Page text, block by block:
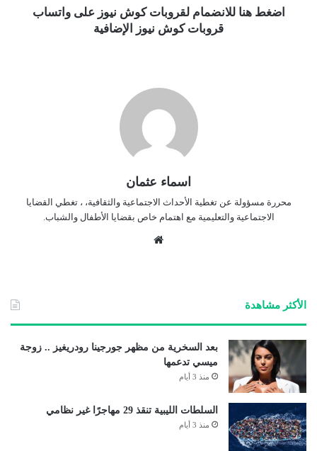
اضغط هنا للانضمام لقروبات كوش نيوز على واتساب
قروبات كوش نيوز الإضافية
اسماء عثمان
محررة مسؤولة عن تغطية الأحداث الاجتماعية والثقافية، ، تغطي القضايا
الاجتماعية والتعليمية مع اهتمام خاص بقضايا الأطفال والشباب.
الأكثر مشاهدة
بعد السخرية من مظهر جورجينا رودريغيز .. زوجة
ميسي تدعمها
منذ 3 أيام
السلطات الليبية تنقذ 29 مهاجرًا غير نظامي
منذ 3 أيام